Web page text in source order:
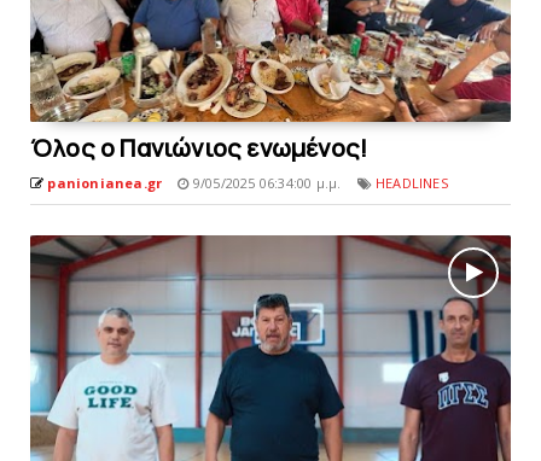
Όλoς o Πανιώνιος ενωμένoς!
panionianea.gr 9/05/2025 06:34:00 μ.μ. HEADLINES